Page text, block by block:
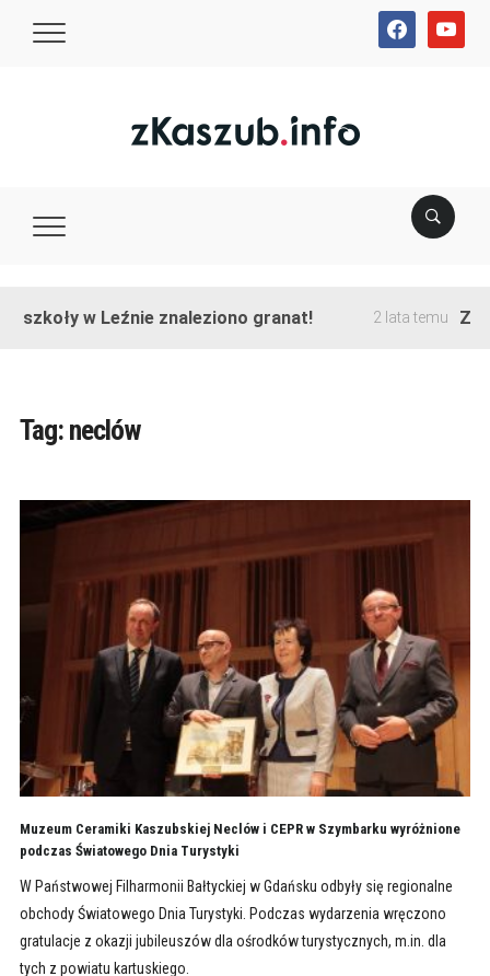
facebookyoutube
szkoły w Leźnie znaleziono granat! 2 lata temu
Tag: neclów
Muzeum Ceramiki Kaszubskiej Neclów i CEPR w Szymbarku wyróżnione
podczas Światowego Dnia Turystyki
W Państwowej Filharmonii Bałtyckiej w Gdańsku odbyły się regionalne
obchody Światowego Dnia Turystyki. Podczas wydarzenia wręczono
gratulacje z okazji jubileuszów dla ośrodków turystycznych, m.in. dla
tych z powiatu kartuskiego.